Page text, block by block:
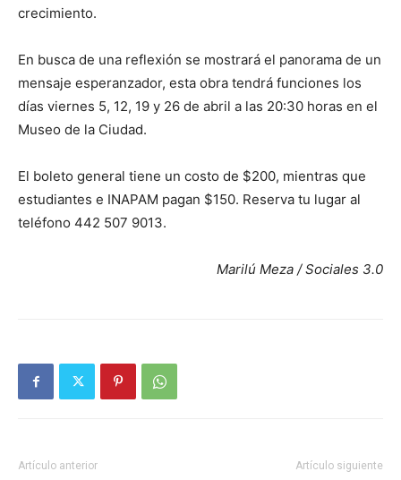
crecimiento.
En busca de una reflexión se mostrará el panorama de un
mensaje esperanzador, esta obra tendrá funciones los
días viernes 5, 12, 19 y 26 de abril a las 20:30 horas en el
Museo de la Ciudad.
El boleto general tiene un costo de $200, mientras que
estudiantes e INAPAM pagan $150. Reserva tu lugar al
teléfono 442 507 9013.
Marilú Meza / Sociales 3.0
Artículo anterior Artículo siguiente